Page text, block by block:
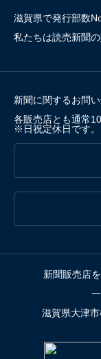
滋賀県で発行部数
私たちは読売新聞
新聞に関するお問
各販売店とも通常
※日祝定休日です。
新聞販売店
滋賀県大津市